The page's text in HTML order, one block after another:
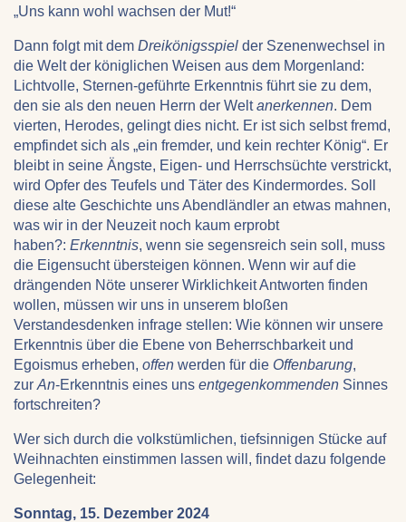
„Uns kann wohl wachsen der Mut!“
Dann folgt mit dem Dreikönigsspiel der Szenenwechsel in
die Welt der königlichen Weisen aus dem Morgenland:
Lichtvolle, Sternen-geführte Erkenntnis führt sie zu dem,
den sie als den neuen Herrn der Weltanerkennen. Dem
vierten, Herodes, gelingt dies nicht. Er ist sich selbst fremd,
empfindet sich als „ein fremder, und kein rechter König“. Er
bleibt in seine Ängste, Eigen- und Herrschsüchte verstrickt,
wird Opfer des Teufels und Täter des Kindermordes. Soll
diese alte Geschichte uns Abendländler an etwas mahnen,
was wir in der Neuzeit noch kaum erprobt
haben?: Erkenntnis, wenn sie segensreich sein soll, muss
die Eigensucht übersteigen können. Wenn wir auf die
drängenden Nöte unserer Wirklichkeit Antworten finden
wollen, müssen wir uns in unserem bloßen
Verstandesdenken infrage stellen: Wie können wir unsere
Erkenntnis über die Ebene von Beherrschbarkeit und
Egoismus erheben, offen werden für die Offenbarung,
zur An-Erkenntnis eines uns entgegenkommenden Sinnes
fortschreiten?
Wer sich durch die volkstümlichen, tiefsinnigen Stücke auf
Weihnachten einstimmen lassen will, findet dazu folgende
Gelegenheit:
Sonntag, 15. Dezember 2024